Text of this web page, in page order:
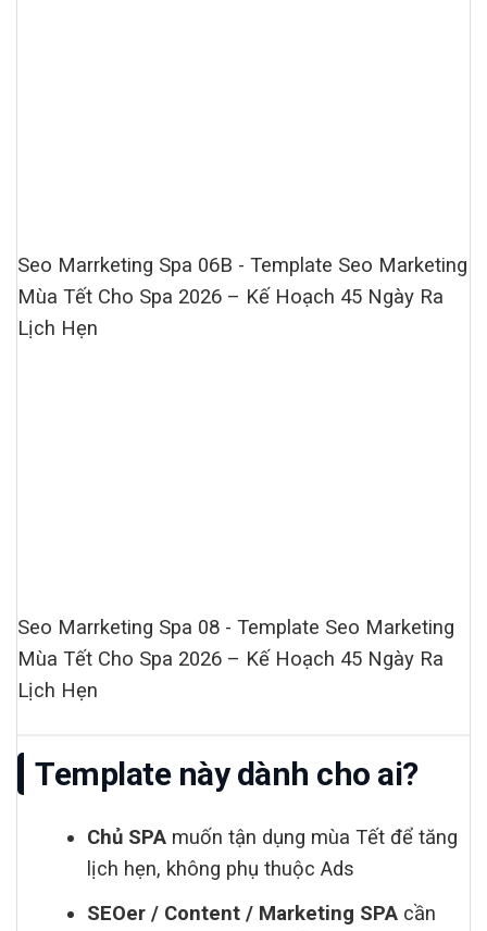
Seo Marrketing Spa 06B - Template Seo Marketing
Mùa Tết Cho Spa 2026 – Kế Hoạch 45 Ngày Ra
Lịch Hẹn
Seo Marrketing Spa 08 - Template Seo Marketing
Mùa Tết Cho Spa 2026 – Kế Hoạch 45 Ngày Ra
Lịch Hẹn
Template này dành cho ai?
Chủ SPA muốn tận dụng mùa Tết để tăng
lịch hẹn, không phụ thuộc Ads
SEOer / Content / Marketing SPA cần